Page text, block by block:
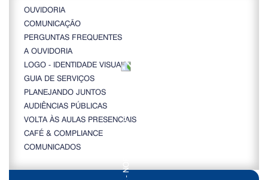
OUVIDORIA
COMUNICAÇÃO
PERGUNTAS FREQUENTES
A OUVIDORIA
LOGO - IDENTIDADE VISUAL
GUIA DE SERVIÇOS
PLANEJANDO JUNTOS
AUDIÊNCIAS PÚBLICAS
VOLTA ÀS AULAS PRESENCIAIS
CAFÉ & COMPLIANCE
COMUNICADOS